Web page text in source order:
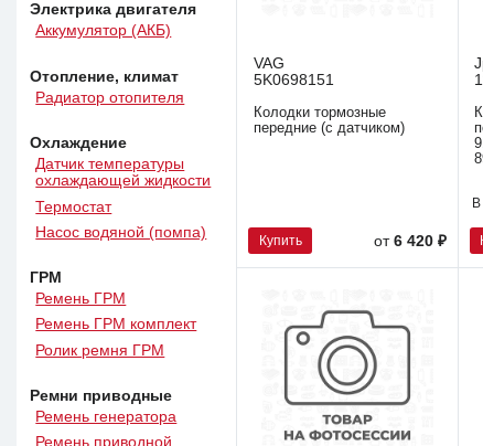
Электрика двигателя
Аккумулятор (АКБ)
Отопление, климат
Радиатор отопителя
Охлаждение
Датчик температуры
охлаждающей жидкости
Термостат
Насос водяной (помпа)
ГРМ
Ремень ГРМ
Ремень ГРМ комплект
Ролик ремня ГРМ
Ремни приводные
Ремень генератора
Ремень приводной
VAG
5K0698151
Колодки тормозные
передние (с датчиком)
Купить от6 420 ₽